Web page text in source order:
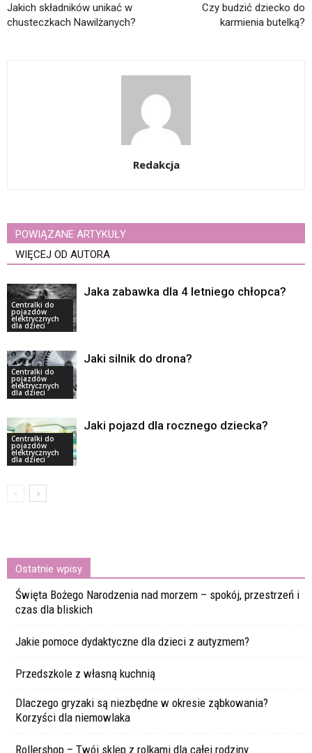
Jakich składników unikać w
chusteczkach Nawilżanych?
Czy budzić dziecko do
karmienia butelką?
Redakcja
POWIĄZANE ARTYKUŁY
WIĘCEJ OD AUTORA
Centralki do
pojazdów
elektrycznych
dla dzieci
Jaka zabawka dla 4 letniego chłopca?
Centralki do
pojazdów
elektrycznych
dla dzieci
Jaki silnik do drona?
Centralki do
pojazdów
elektrycznych
dla dzieci
Jaki pojazd dla rocznego dziecka?
Ostatnie wpisy
Święta Bożego Narodzenia nad morzem – spokój, przestrzeń i
czas dla bliskich
Jakie pomoce dydaktyczne dla dzieci z autyzmem?
Przedszkole z własną kuchnią
Dlaczego gryzaki są niezbędne w okresie ząbkowania?
Korzyści dla niemowlaka
Rollershop – Twój sklep z rolkami dla całej rodziny